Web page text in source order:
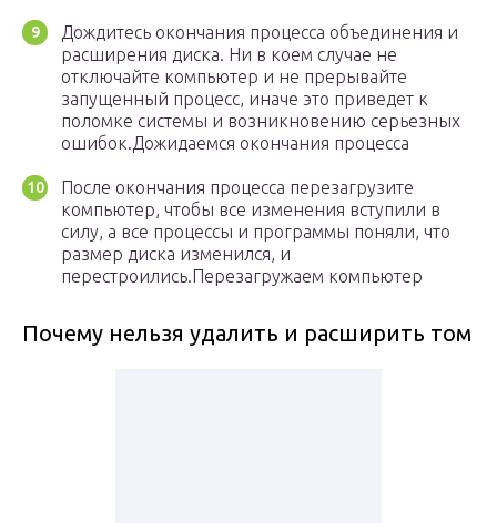
Дождитесь окончания процесса объединения и
расширения диска. Ни в коем случае не
отключайте компьютер и не прерывайте
запущенный процесс, иначе это приведет к
поломке системы и возникновению серьезных
ошибок.Дожидаемся окончания процесса
После окончания процесса перезагрузите
компьютер, чтобы все изменения вступили в
силу, а все процессы и программы поняли, что
размер диска изменился, и
перестроились.Перезагружаем компьютер
Почему нельзя удалить и расширить том